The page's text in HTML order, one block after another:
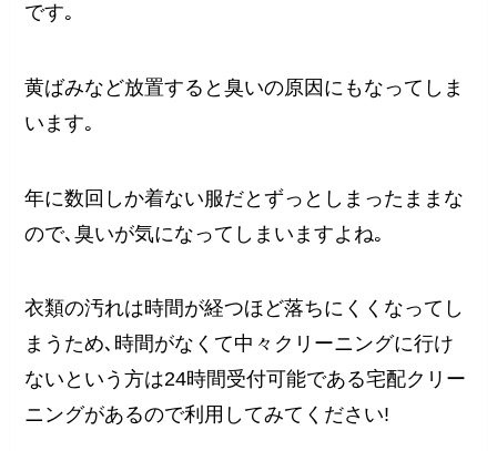
です｡
黄ばみなど放置すると臭いの原因にもなってしま
います｡
年に数回しか着ない服だとずっとしまったままな
ので､臭いが気になってしまいますよね｡
衣類の汚れは時間が経つほど落ちにくくなってし
まうため､時間がなくて中々クリーニングに行け
ないという方は24時間受付可能である宅配クリー
ニングがあるので利用してみてください!